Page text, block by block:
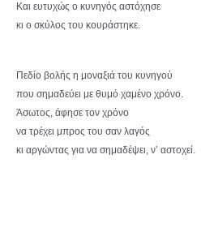
Και ευτυχώς ο κυνηγός αστόχησε
κι ο σκύλος του κουράστηκε.
Πεδίο βολής η μοναξιά του κυνηγού
που σημαδεύει με θυμό χαμένο χρόνο.
Άσωτος, άφησε τον χρόνο
να τρέχει μπρος του σαν λαγός
κι αργώντας για να σημαδέψει, ν’ αστοχεί.